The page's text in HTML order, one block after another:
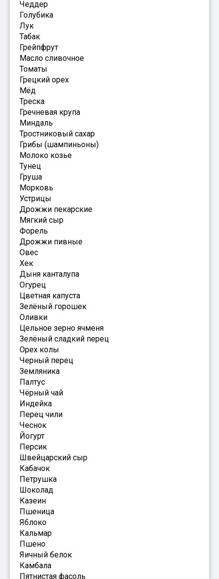
Чеддер
Голубика
Лук
Табак
Грейпфрут
Масло сливочное
Томаты
Грецкий орех
Мёд
Треска
Гречневая крупа
Миндаль
Тростниковый сахар
Грибы (шампиньоны)
Молоко козье
Тунец
Груша
Морковь
Устрицы
Дрожжи пекарские
Мягкий сыр
Форель
Дрожжи пивные
Овес
Хек
Дыня канталупа
Огурец
Цветная капуста
Зелёный горошек
Оливки
Цельное зерно ячменя
Зелёный сладкий перец
Орех колы
Черный перец
Земляника
Палтус
Чёрный чай
Индейка
Перец чили
Чеснок
Йогурт
Персик
Швейцарский сыр
Кабачок
Петрушка
Шоколад
Казеин
Пшеница
Яблоко
Кальмар
Пшено
Яичный белок
Камбала
Пятнистая фасоль